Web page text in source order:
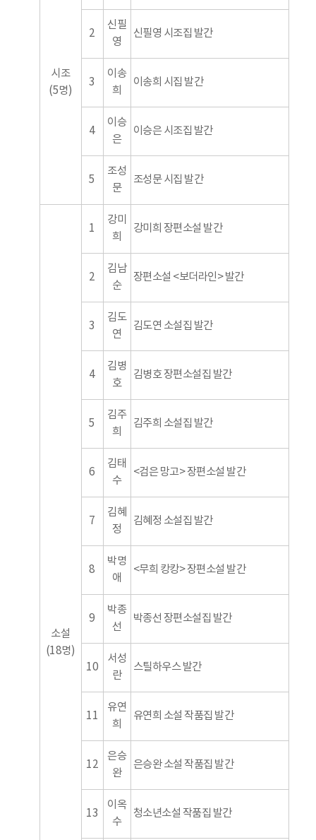
시조
(5명)
2
신필
영
신필영 시조집 발간
3
이송
희
이송희 시집 발간
4
이승
은
이승은 시조집 발간
5
조성
문
조성문 시집 발간
소설
(18명)
1
강미
희
강미희 장편소설 발간
2
김남
순
장편소설 <보더라인> 발간
3
김도
연
김도연 소설집 발간
4
김병
호
김병호 장편소설집 발간
5
김주
희
김주희 소설집 발간
6
김태
수
<검은 망고> 장편소설 발간
7
김혜
정
김혜정 소설집 발간
8
박명
애
<무희 캉캉> 장편소설 발간
9
박종
선
박종선 장편소설집 발간
10
서성
란
스틸하우스 발간
11
유연
희
유연희 소설 작품집 발간
12
은승
완
은승완 소설 작품집 발간
13
이옥
수
청소년소설 작품집 발간